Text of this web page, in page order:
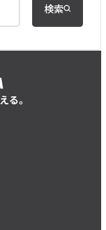
検索
る。